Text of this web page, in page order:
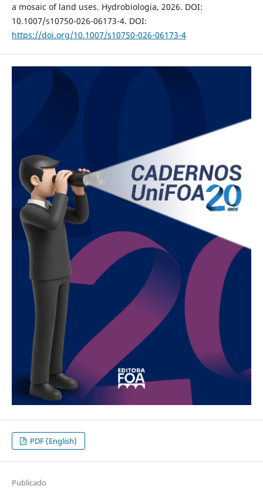
a mosaic of land uses. Hydrobiologia, 2026. DOI:
10.1007/s10750-026-06173-4. DOI:
https://doi.org/10.1007/s10750-026-06173-4
PDF (English)
Publicado